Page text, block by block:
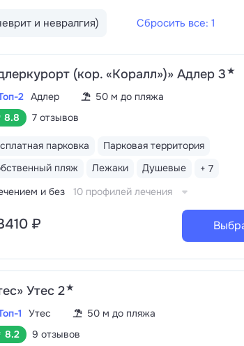
и невралгия) Сбросить все: 1
(кор. «Коралл»)» Адлер 3★
2 Адлер
50 м до пляжа
8.8
7 отзывов
парковка
Парковая территория
пляж
Лежаки Душевые
+ 7
и без
10 профилей лечения
₽
Утес 2★
1 Утес
50 м до пляжа
8.2
9 отзывов